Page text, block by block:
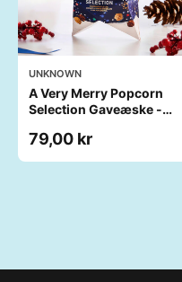
UNKNOWN
A Very Merry Popcorn
Selection Gaveæske -
79,00 kr